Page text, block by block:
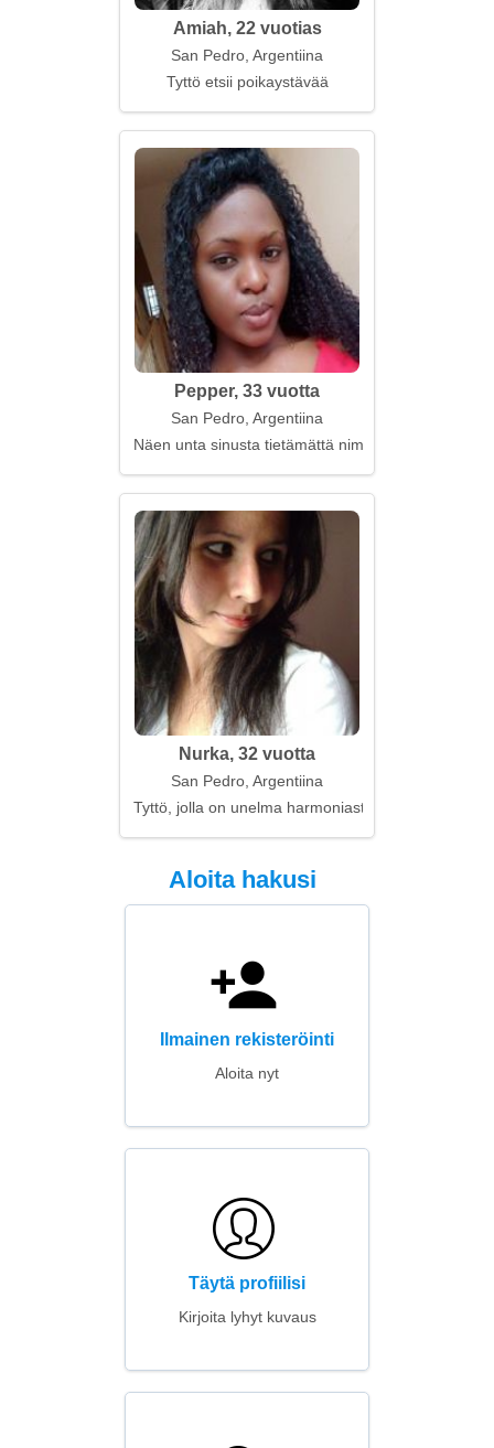
Amiah, 22 vuotias
San Pedro, Argentiina
Tyttö etsii poikaystävää
Pepper, 33 vuotta
San Pedro, Argentiina
Näen unta sinusta tietämättä nimeäsi
Nurka, 32 vuotta
San Pedro, Argentiina
Tyttö, jolla on unelma harmoniasta
Aloita hakusi
Ilmainen rekisteröinti
Aloita nyt
Täytä profiilisi
Kirjoita lyhyt kuvaus